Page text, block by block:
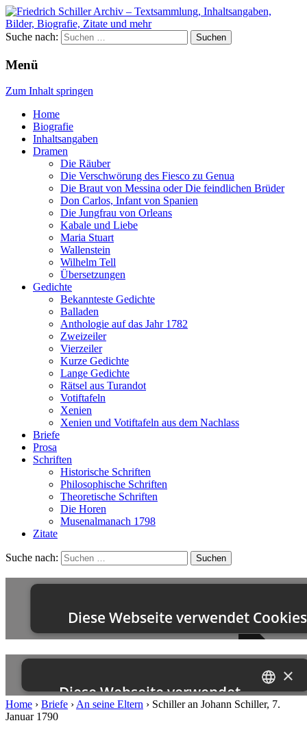
Suche nach:
Menü
Zum Inhalt springen
Home
Biografie
Inhaltsangaben
Dramen
Die Räuber
Die Verschwörung des Fiesco zu Genua
Die Braut von Messina oder Die feindlichen Brüder
Don Carlos, Infant von Spanien
Die Jungfrau von Orleans
Kabale und Liebe
Maria Stuart
Wallenstein
Wilhelm Tell
Übersetzungen
Gedichte
Bekannteste Gedichte
Balladen
Anthologie auf das Jahr 1782
Zweizeiler
Vierzeiler
Kurze Gedichte
Lange Gedichte
Rätsel aus Turandot
Votiftafeln
Xenien
Xenien und Votiftafeln aus dem Nachlass
Briefe
Prosa
Schriften
Historische Schriften
Philosophische Schriften
Theoretische Schriften
Die Horen
Musenalmanach 1798
Zitate
Suche nach:
Home › Briefe ›An seine Eltern › Schiller an Johann Schiller, 7.
Januar 1790